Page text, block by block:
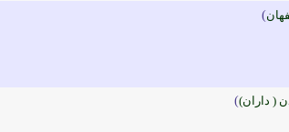
)
( داران))